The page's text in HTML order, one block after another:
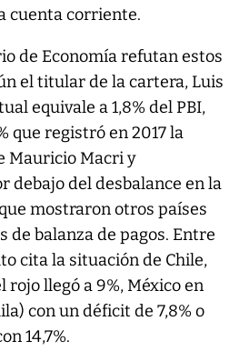
cuenta corriente.
de Economía refutan estos
el titular de la cartera, Luis
equivale a 1,8% del PBI,
que registró en 2017 la
Mauricio Macri y
debajo del desbalance en la
mostraron otros países
de balanza de pagos. Entre
cita la situación de Chile,
rojo llegó a 9%, México en
con un déficit de 7,8% o
14,7%.